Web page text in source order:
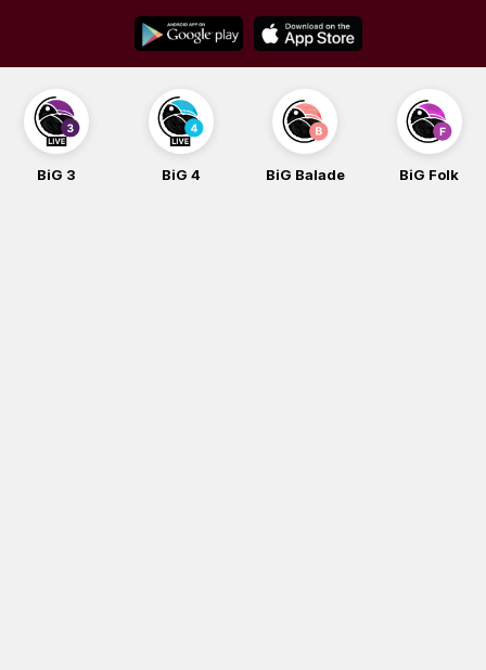
content
BiG 3 BiG 4 BiG Balade BiG Folk